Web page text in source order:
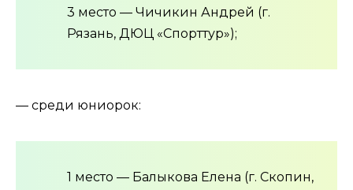
3 место — Чичикин Андрей (г.
Рязань, ДЮЦ «Спорттур»);
— среди юниорок:
1 место — Балыкова Елена (г. Скопин,